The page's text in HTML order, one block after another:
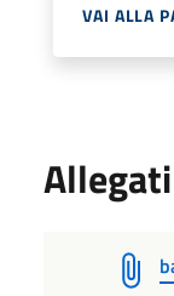
VAI ALLA
Allegati